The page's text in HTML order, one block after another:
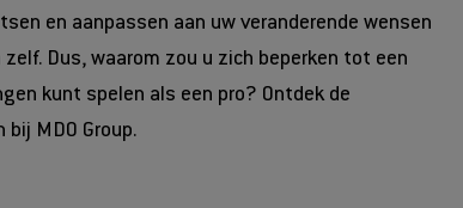
en aanpassen aan uw veranderende wensen
Dus, waarom zou u zich beperken tot een
kunt spelen als een pro? Ontdek de
MDO Group.